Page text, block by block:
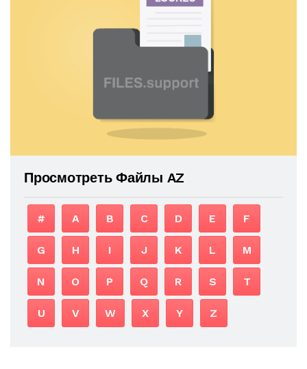
Просмотреть Файлы AZ
# A B C D E F
G H I J K L M
N O P Q R S T
U V W X Y Z